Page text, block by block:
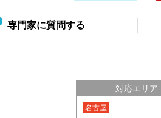
専門家に質問する
対応エリア
名古屋